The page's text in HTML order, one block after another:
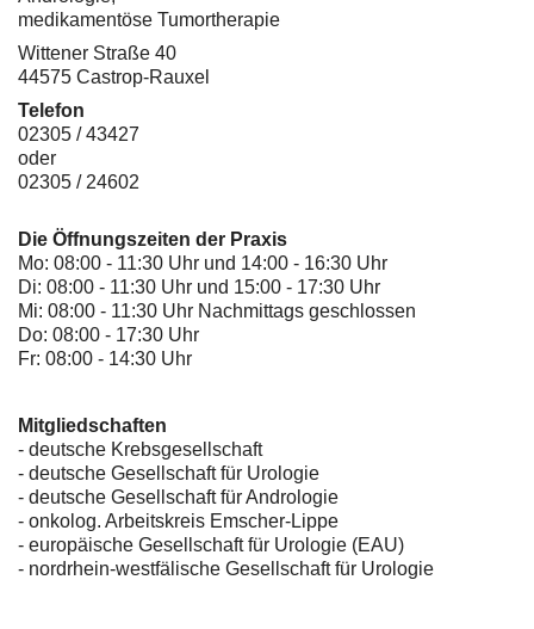
medikamentöse Tumortherapie
Wittener Straße 40
44575 Castrop-Rauxel
Telefon
02305 / 43427
oder
02305 / 24602
Die Öffnungszeiten der Praxis
Mo: 08:00 - 11:30 Uhr und 14:00 - 16:30 Uhr
Di: 08:00 - 11:30 Uhr und 15:00 - 17:30 Uhr
Mi: 08:00 - 11:30 Uhr Nachmittags geschlossen
Do: 08:00 - 17:30 Uhr
Fr: 08:00 - 14:30 Uhr
Mitgliedschaften
- deutsche Krebsgesellschaft
- deutsche Gesellschaft für Urologie
- deutsche Gesellschaft für Andrologie
- onkolog. Arbeitskreis Emscher-Lippe
- europäische Gesellschaft für Urologie (EAU)
- nordrhein-westfälische Gesellschaft für Urologie